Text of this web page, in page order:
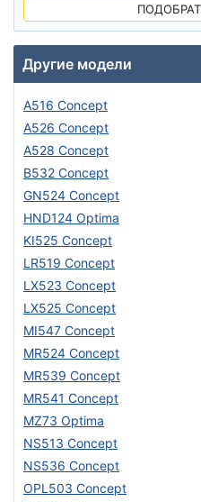
Другие модели
A516 Concept
A526 Concept
A528 Concept
B532 Concept
GN524 Concept
HND124 Optima
KI525 Concept
LR519 Concept
LX523 Concept
LX525 Concept
MI547 Concept
MR524 Concept
MR539 Concept
MR541 Concept
MZ73 Optima
NS513 Concept
NS536 Concept
OPL503 Concept